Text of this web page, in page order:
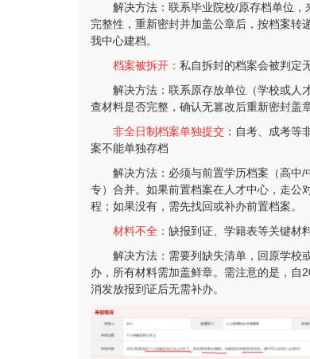
解决方法：联系毕业院校/原存档单位，
完整性，重新密封并加盖公章后，按档案转
我中心建档。
档案被拆开： 私自拆封的档案会被判定
解决方法：联系原存放单位（学校或人
查材料是否完整，确认无篡改后重新密封盖章
非全日制档案单独提交：自考、成考等
案不能单独存档
解决方法：必须与前置学历档案（高中/
专）合并。如果前置档案在人才中心，走公
程；如果没有，需先找回或补办前置档案。
材料不全： 缺报到证、学籍表等关键材
解决方法：需要列缺失清单，回原学校
办，所有材料需加盖鲜章。需注意的是，自
消发放报到证后无需补办。